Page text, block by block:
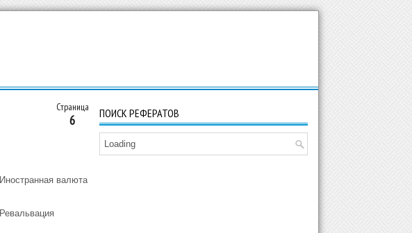
Страница
6
Иностранная валюта
Ревальвация
ПОИСК РЕФЕРАТОВ
Loading